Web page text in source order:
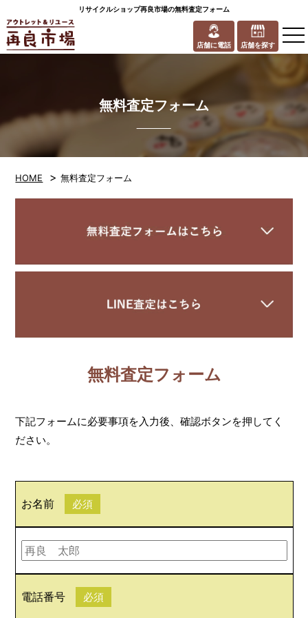
リサイクルショップ再良市場の無料査定フォーム
店舗に電話 店舗を探す
無料査定フォーム
HOME >無料査定フォーム
無料査定フォーム
下記フォームに必要事項を入力後、確認ボタンを押してく
ださい。
お名前 必須
電話番号 必須